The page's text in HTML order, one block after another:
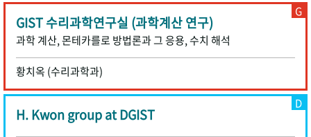
GIST 수리과학연구실 (과학계산 연구)
과학 계산, 몬테카를로 방법론과 그 응용, 수치 해석
황치옥 (수리과학과)
G
H. Kwon group at DGIST
D